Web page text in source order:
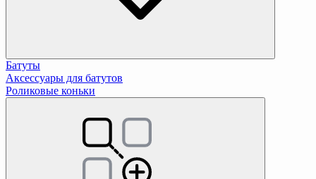
Батуты
Аксессуары для батутов
Роликовые коньки